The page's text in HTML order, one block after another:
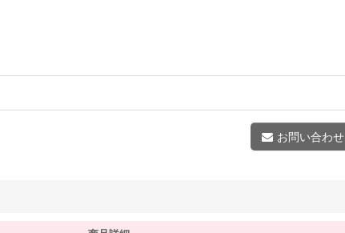
お問い合わせ